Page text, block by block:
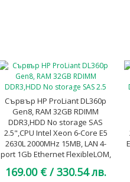
Сървър HP ProLiant DL360p
Gen8, RAM 32GB RDIMM
DDR3,HDD No storage SAS
2.5",CPU Intel Xeon 6-Core E5
2630L 2000MHz 15MB, LAN 4-
port 1Gb Ethernet FlexibleLOM,
169.00 € / 330.54 лв.